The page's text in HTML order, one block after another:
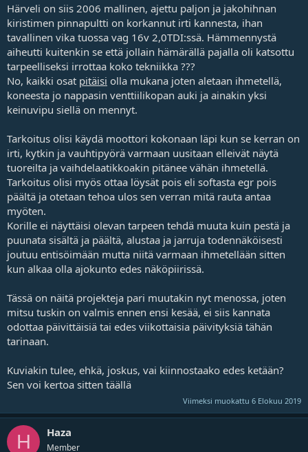
Härveli on siis 2006 mallinen, ajettu paljon ja jakohihnan
kiristimen pinnapultti on korkannut irti kannesta, ihan
tavallinen vika tuossa vag 16v 2,0TDI:ssä. Hämmennystä
aiheutti kuitenkin se että jollain hämärällä pajalla oli katsottu
tarpeelliseksi irrottaa koko tekniikka ???
No, kaikki osat pitäisi olla mukana joten aletaan ihmetellä,
koneesta jo nappasin venttiilikopan auki ja ainakin yksi
keinuvipu siellä on mennyt.
Tarkoitus olisi käydä moottori kokonaan läpi kun se kerran on
irti, kytkin ja vauhtipyörä varmaan uusitaan elleivät näytä
tuoreilta ja vaihdelaatikkoakin pitänee vähän ihmetellä.
Tarkoitus olisi myös ottaa löysät pois eli softasta egr pois
päältä ja otetaan tehoa ulos sen verran mitä rauta antaa
myöten.
Korille ei näyttäisi olevan tarpeen tehdä muuta kuin pestä ja
puunata sisältä ja päältä, alustaa ja jarruja todennäköisesti
joutuu entisöimään mutta niitä varmaan ihmetellään sitten
kun alkaa olla ajokunto edes näköpiirissä.
Tässä on näitä projekteja pari muutakin nyt menossa, joten
mitsu tuskin on valmis ennen ensi kesää, ei siis kannata
odottaa päivittäisiä tai edes viikottaisia päivityksiä tähän
tarinaan.
Kuviakin tulee, ehkä, joskus, vai kiinnostaako edes ketään?
Sen voi kertoa sitten täällä
Viimeksi muokattu 6 Elokuu 2019
H Haza
Member